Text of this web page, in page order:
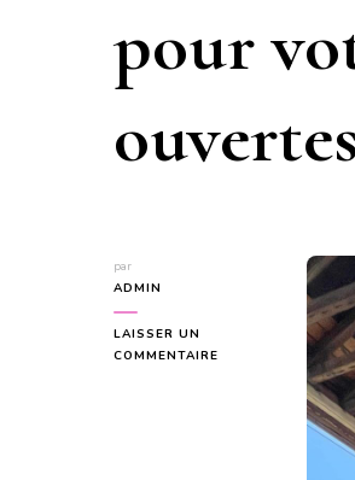
pour
par
ADMIN
LAISSER UN
COMMENTAIRE